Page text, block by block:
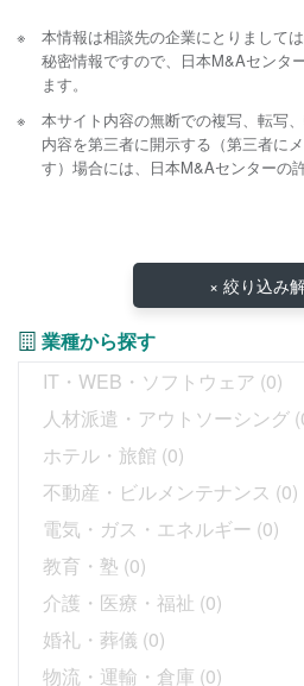
本情報は相談先の企業にとりまして
秘密情報ですので、日本M&Aセンタ
ます。
本サイト内容の無断での複写、転写
内容を第三者に開示する（第三者に
す）場合には、日本M&Aセンターの
× 絞り込み
業種から探す
IT・WEB・ソフトウェア (0)
人材派遣・アウトソーシング
ホテル・旅館 (0)
不動産・ビルメンテナンス (0)
電気・ガス・エネルギー (0)
教育・塾 (0)
介護・医療・福祉 (0)
婚礼・葬儀 (0)
物流・運輸・倉庫 (0)